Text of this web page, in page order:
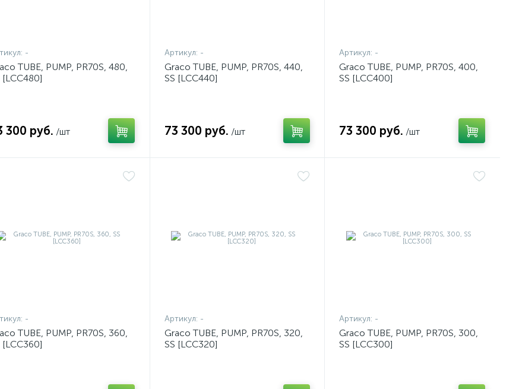
-
TUBE, PUMP, PR70S, 480,
[LCC480]
300 руб. /шт
Артикул: -
Graco TUBE, PUMP, PR70S, 440,
SS [LCC440]
73 300 руб. /шт
Артикул: -
Graco TUBE, PUMP, PR70S, 400,
SS [LCC400]
73 300 руб. /шт
-
TUBE, PUMP, PR70S, 360,
[LCC360]
Артикул: -
Graco TUBE, PUMP, PR70S, 320,
SS [LCC320]
Артикул: -
Graco TUBE, PUMP, PR70S, 300,
SS [LCC300]